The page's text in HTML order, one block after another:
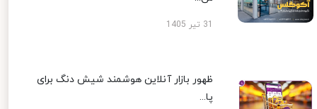
ظهور بازار آنلاین هوشمند شیش دنگ برای
پا...